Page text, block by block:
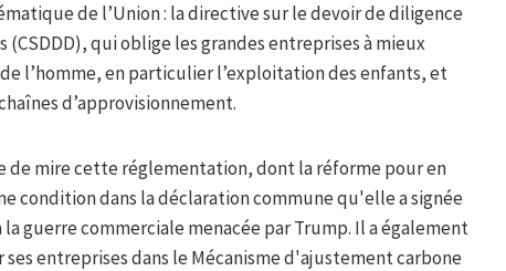
de l’Union : la directive sur le devoir de diligence
qui oblige les grandes entreprises à mieux
l’homme, en particulier l’exploitation des enfants, et
d’approvisionnement.
de mire cette réglementation, dont la réforme pour en
condition dans la déclaration commune qu'elle a signée
guerre commerciale menacée par Trump. Il a également
entreprises dans le Mécanisme d'ajustement carbone